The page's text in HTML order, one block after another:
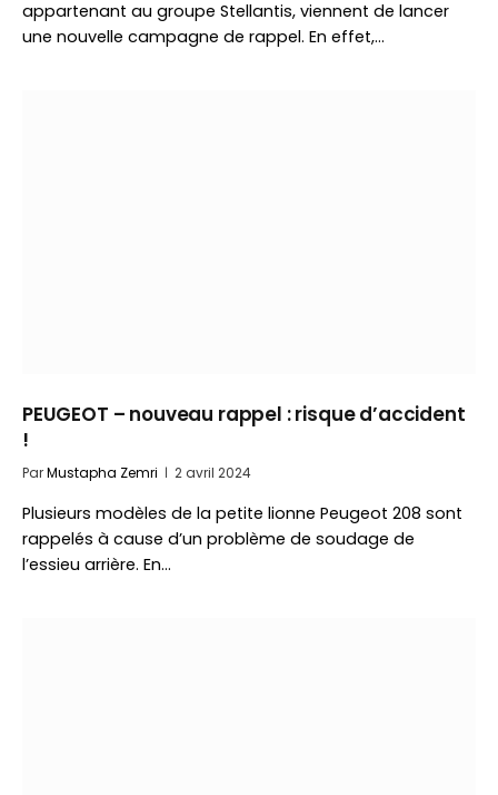
appartenant au groupe Stellantis, viennent de lancer
une nouvelle campagne de rappel. En effet,…
PEUGEOT – nouveau rappel : risque d’accident
!
ParMustapha Zemri 2 avril 2024
Plusieurs modèles de la petite lionne Peugeot 208 sont
rappelés à cause d’un problème de soudage de
l’essieu arrière. En…